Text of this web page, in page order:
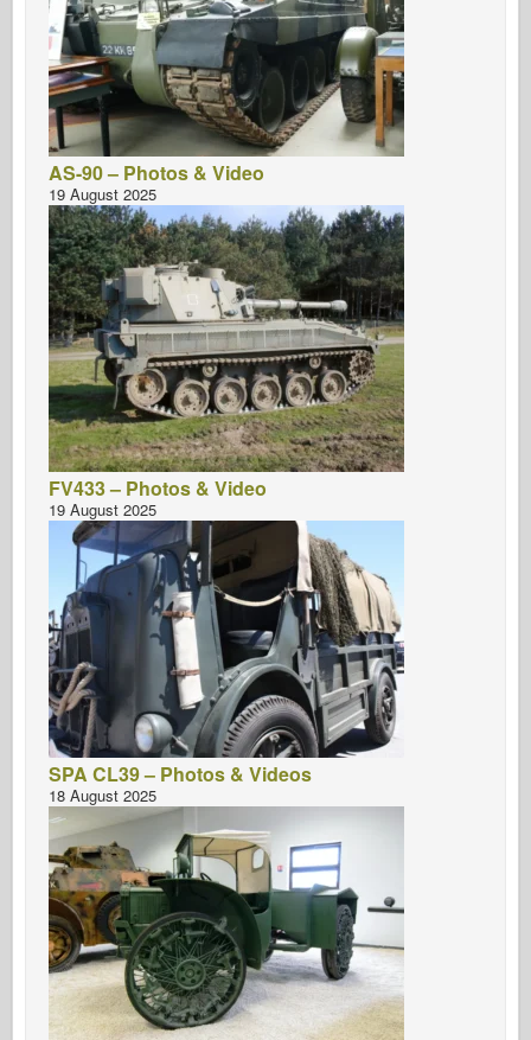
AS-90 – Photos & Video
19 August 2025
FV433 – Photos & Video
19 August 2025
SPA CL39 – Photos & Videos
18 August 2025